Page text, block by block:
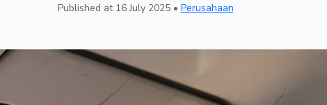
Published at 16 July 2025 • Perusahaan